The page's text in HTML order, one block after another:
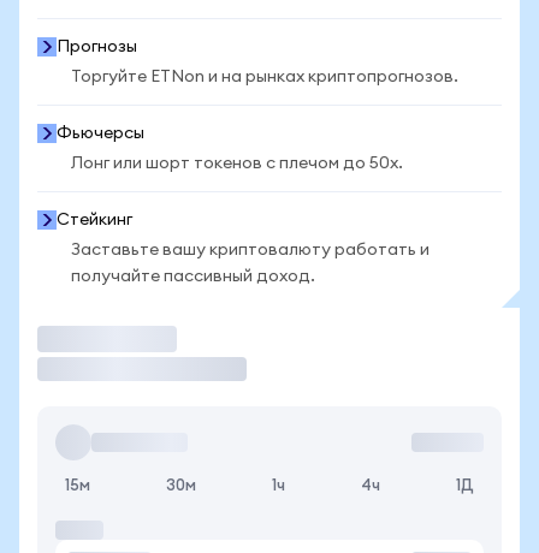
Прогнозы
Торгуйте ETNon и на рынках криптопрогнозов.
Фьючерсы
Лонг или шорт токенов с плечом до 50x.
Стейкинг
Заставьте вашу криптовалюту работать и
получайте пассивный доход.
15м 30м 1ч 4ч 1Д